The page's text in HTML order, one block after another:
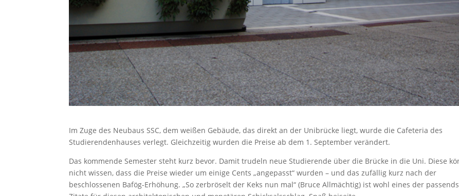
Im Zuge des Neubaus SSC, dem weißen Gebäude, das direkt an der Unibrücke liegt, wurde die Cafeteria des
Studierendenhauses verlegt. Gleichzeitig wurden die Preise ab dem 1. September verändert.
Das kommende Semester steht kurz bevor. Damit trudeln neue Studierende über die Brücke in die Uni. Diese
nicht wissen, dass die Preise wieder um einige Cents „angepasst“ wurden – und das zufällig kurz nach der
beschlossenen Bafög-Erhöhung. „So zerbröselt der Keks nun mal“ (Bruce Allmächtig) ist wohl eines der